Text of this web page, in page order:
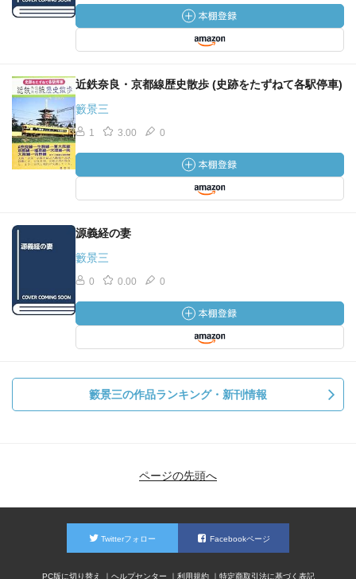
近鉄奈良・京都線歴史散歩 (史跡をたずねて各駅停車)
籔景三
1 3.00 0
源義経の妻
籔景三
0 0.00 0
籔景三の作品ランキング・新刊情報
ページの先頭へ
Twitterフォロー Facebookページ
PC版に切り替え ヘルプセンター 利用規約 特定商取引法に基づく表記